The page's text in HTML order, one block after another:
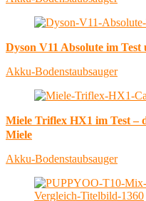
Dyson V11 Absolute im Test
Akku-Bodenstaubsauger
Miele Triflex HX1 im Test –
Miele
Akku-Bodenstaubsauger